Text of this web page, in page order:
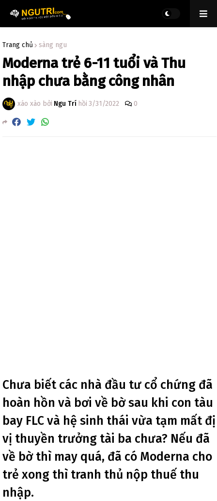
Trang chủ sàng ngu
Moderna trẻ 6-11 tuổi và Thu
nhập chưa bằng công nhân
xáo xào bởi Ngu Trí hồi 3/31/2022 0
Chưa biết các nhà đầu tư cổ chứng đã
hoàn hồn và bơi về bờ sau khi con tàu
bay FLC và hệ sinh thái vừa tạm mất đị
vị thuyền trưởng tài ba chưa? Nếu đã
về bờ thì may quá, đã có Moderna cho
trẻ xong thì tranh thủ nộp thuế thu
nhập.